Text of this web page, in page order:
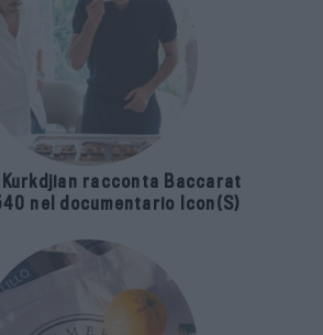
racconta Baccarat
nel documentario Icon(S)